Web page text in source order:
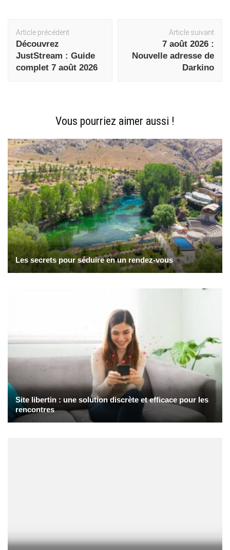
Navigation
d'article
Article précédent
Découvrez
JustStream : Guide
complet 7 août 2026
Article suivant
7 août 2026 :
Nouvelle adresse de
Darkino
Vous pourriez aimer aussi !
Les secrets pour séduire en un rendez-vous
Site libertin : une solution discrète et efficace pour les
rencontres